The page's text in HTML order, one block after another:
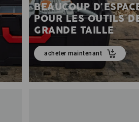
BEAUCOUP
POUR LES OUTILS
GRANDE TAILLE
acheter maintenant